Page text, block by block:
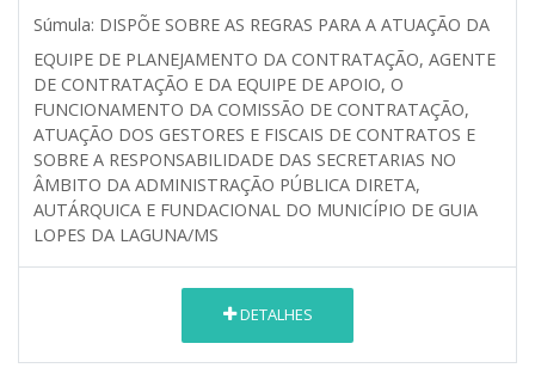
Súmula: DISPÕE SOBRE AS REGRAS PARA A ATUAÇÃO DA
EQUIPE DE PLANEJAMENTO DA CONTRATAÇÃO, AGENTE
DE CONTRATAÇÃO E DA EQUIPE DE APOIO, O
FUNCIONAMENTO DA COMISSÃO DE CONTRATAÇÃO,
ATUAÇÃO DOS GESTORES E FISCAIS DE CONTRATOS E
SOBRE A RESPONSABILIDADE DAS SECRETARIAS NO
ÂMBITO DA ADMINISTRAÇÃO PÚBLICA DIRETA,
AUTÁRQUICA E FUNDACIONAL DO MUNICÍPIO DE GUIA
LOPES DA LAGUNA/MS
DETALHES